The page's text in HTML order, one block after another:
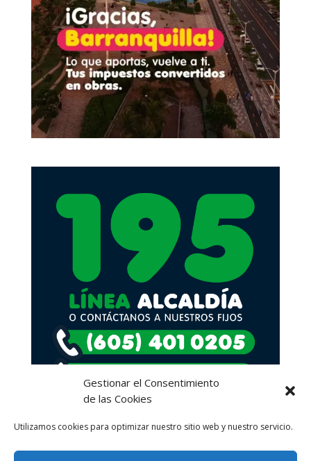
Gestionar el Consentimiento
de las Cookies
Utilizamos cookies para optimizar nuestro sitio web y nuestro servicio.